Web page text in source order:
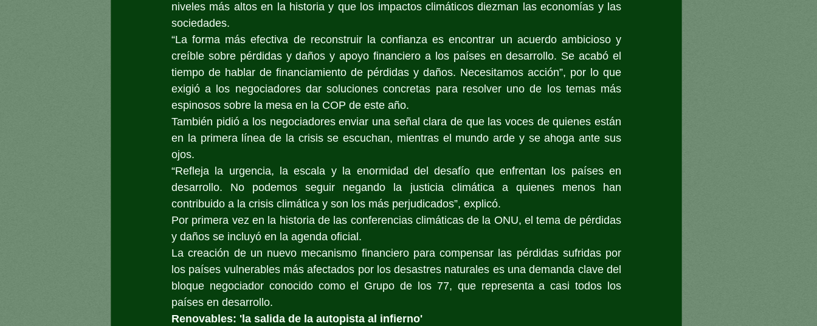
niveles más altos en la historia y que los impactos climáticos diezman las economías y las
sociedades.
“La forma más efectiva de reconstruir la confianza es encontrar un acuerdo ambicioso y
creíble sobre pérdidas y daños y apoyo financiero a los países en desarrollo. Se acabó el
tiempo de hablar de financiamiento de pérdidas y daños. Necesitamos acción”, por lo que
exigió a los negociadores dar soluciones concretas para resolver uno de los temas más
espinosos sobre la mesa en la COP de este año.
También pidió a los negociadores enviar una señal clara de que las voces de quienes están
en la primera línea de la crisis se escuchan, mientras el mundo arde y se ahoga ante sus
ojos.
“Refleja la urgencia, la escala y la enormidad del desafío que enfrentan los países en
desarrollo. No podemos seguir negando la justicia climática a quienes menos han
contribuido a la crisis climática y son los más perjudicados”, explicó.
Por primera vez en la historia de las conferencias climáticas de la ONU, el tema de pérdidas
y daños se incluyó en la agenda oficial.
La creación de un nuevo mecanismo financiero para compensar las pérdidas sufridas por
los países vulnerables más afectados por los desastres naturales es una demanda clave del
bloque negociador conocido como el Grupo de los 77, que representa a casi todos los
países en desarrollo.
Renovables: 'la salida de la autopista al infierno'